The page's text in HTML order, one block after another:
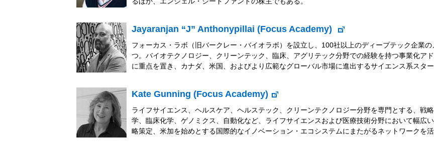
Jayaranjan “J” Anthonypillai (Focus Academy)
フォーカス・ラボ（旧バークレー・バイオラボ）を設立し、100社以上のディープテック企業
つ。バイオテクノロジー、クリーンテック、臨床、アグリテック分野での経験を持つ事業化ア
に重点を置き、カナダ、米国、およびより広範なグローバル市場に進出するサイエンス系スター
Kate Gunning (Focus Academy)
ライフサイエンス、ヘルスケア、ヘルステック、クリーンテクノロジー分野を専門とする、戦
学、臨床化学、ゲノミクス、自動化など、ライフサイエンスおよび医療技術分野において幅広
略策定、米加を始めとする国際的なイノベーション・エコシステムにまたがるネットワークを活